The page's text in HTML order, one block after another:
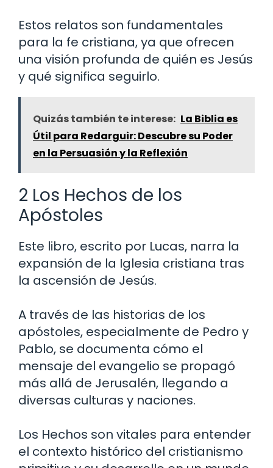
Estos relatos son fundamentales
para la fe cristiana, ya que ofrecen
una visión profunda de quién es Jesús
y qué significa seguirlo.
Quizás también te interese: La Biblia es
Útil para Redarguir: Descubre su Poder
en la Persuasión y la Reflexión
2 Los Hechos de los
Apóstoles
Este libro, escrito por Lucas, narra la
expansión de la Iglesia cristiana tras
la ascensión de Jesús.
A través de las historias de los
apóstoles, especialmente de Pedro y
Pablo, se documenta cómo el
mensaje del evangelio se propagó
más allá de Jerusalén, llegando a
diversas culturas y naciones.
Los Hechos son vitales para entender
el contexto histórico del cristianismo